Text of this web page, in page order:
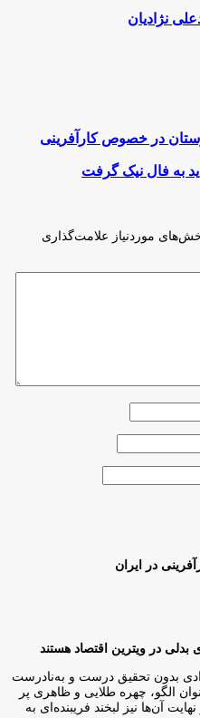
نژادیان
در خصوص کارآفرینی
به فال نیک گرفت
موردنیاز علامت‌گذاری
در ایران
بدلی در ویترین اقتصاد هستند
بدون تحقیق درست و به‌نادرست
الگو، چهره طلایی و ظاهری پر
آن‌ها نیز لبخند فریبنده‌ای به